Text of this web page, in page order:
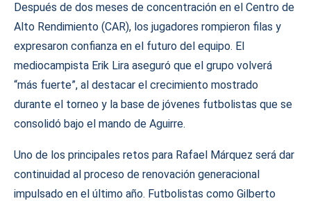
Después de dos meses de concentración en el Centro de
Alto Rendimiento (CAR), los jugadores rompieron filas y
expresaron confianza en el futuro del equipo. El
mediocampista Erik Lira aseguró que el grupo volverá
“más fuerte”, al destacar el crecimiento mostrado
durante el torneo y la base de jóvenes futbolistas que se
consolidó bajo el mando de Aguirre.
Uno de los principales retos para Rafael Márquez será dar
continuidad al proceso de renovación generacional
impulsado en el último año. Futbolistas como Gilberto